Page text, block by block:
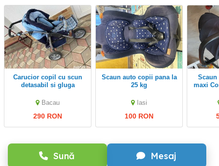
Sună Mesaj
Carucior copil cu scun
detasabil si gluga
Bacau
290 RON
Scaun auto copii pana la
25 kg
Iasi
100 RON
Scaun auto tip scoica
maxi